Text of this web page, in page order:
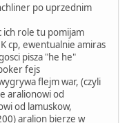
po uprzednim
ich role tu pomijam
cp, ewentualnie amiras
pisza "he he"
fejs
flejm war, (czyli
aralionowi od
od lamuskow,
aralion bierze w